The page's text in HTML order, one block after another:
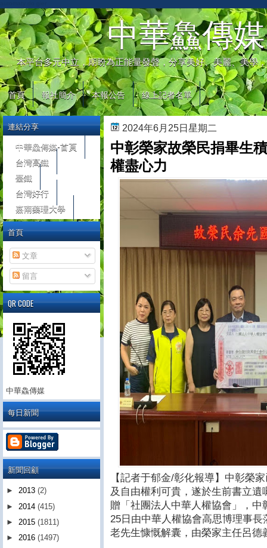
中華鱻傳媒
本平台多元中立，期盼為正能量發聲，分享美好、美麗、美學
首頁 報社簡介 本報公告 線上記者名單
2024年6月25日星期二
中彰榮家故榮民捐畢生
權盡心力
【記者于郁金/彰化報導】中彰榮
及自由權利可貴，遂於生前書立
贈「社團法人中華人權協會」，
25日由中華人權協會高思博理事
老先生慷慨解囊，由榮家主任呂德
連結分享
中華鱻傳媒-首頁
台灣高鐵
臺鐵
台灣好行
嘉南藥理大學
首頁
文章
留言
QR CODE
中華鱻傳媒
每日新聞
新聞回顧
► 2013 (2)
► 2014 (415)
► 2015 (1811)
► 2016 (1497)